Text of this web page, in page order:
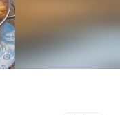
调 电费会更低吗
”反制美国
仪式举行
00:36